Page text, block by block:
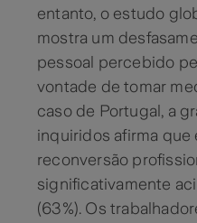
entanto, o estudo
mostra um
pessoal percebido
vontade de tomar
caso de Portugal, a
inquiridos afirma que
reconversão
significativamente
(63%). Os